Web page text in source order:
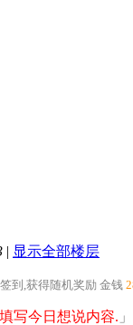
| 显示全部楼层
到,获得随机奖励 金钱
写今日想说内容.